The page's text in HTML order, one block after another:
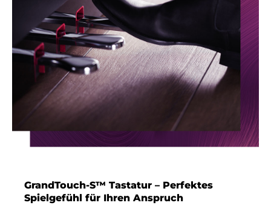
GrandTouch-S™ Tastatur – Perfektes
Spielgefühl für Ihren Anspruch